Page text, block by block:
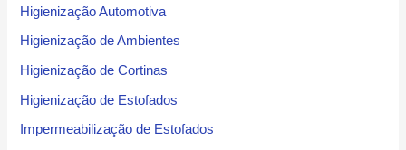
Higienização Automotiva
Higienização de Ambientes
Higienização de Cortinas
Higienização de Estofados
Impermeabilização de Estofados